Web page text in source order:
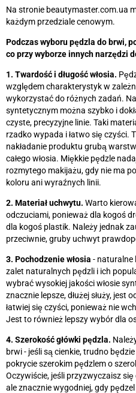
Na stronie beautymaster.com.ua
każdym przedziale cenowym.
Podczas wyboru pędzla do brwi,
co przy wyborze innych narzędzi
1. Twardość i długość włosia.
względem charakterystyk w
wykorzystać do różnych zadań.
syntetycznym można szybko i
czyste, precyzyjne linie. Taki
rzadko wypada i łatwo się czyści.
nakładanie produktu grubą
całego włosia. Miękkie pędzle
rozmytego makijażu, gdy nie ma
koloru ani wyraźnych linii.
2. Materiał uchwytu. Warto
odczuciami, ponieważ dla kogoś
dla kogoś plastik. Należy jednak
przeciwnie, gruby uchwyt
3. Pochodzenie włosia - naturalne
zalet naturalnych pędzli i ich
wybrać wysokiej jakości włosie
znacznie lepsze, dłużej służy, jest
łatwiej się czyści, ponieważ nie
Jest to również lepszy wybór dla
4. Szerokość główki pędzla.
brwi - jeśli są cienkie, trudno
pokrycie szerokim pędzlem o
Oczywiście, jeśli przyzwyczaisz
ale znacznie wygodniej, gdy